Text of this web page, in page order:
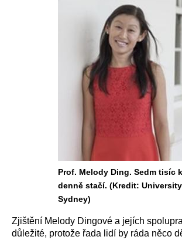
Prof. Melody Ding. Sedm tisíc
denně stačí. (Kredit:
Sydney)
Zjištění Melody Dingové a jejích
důležité, protože řada lidí by ráda něco